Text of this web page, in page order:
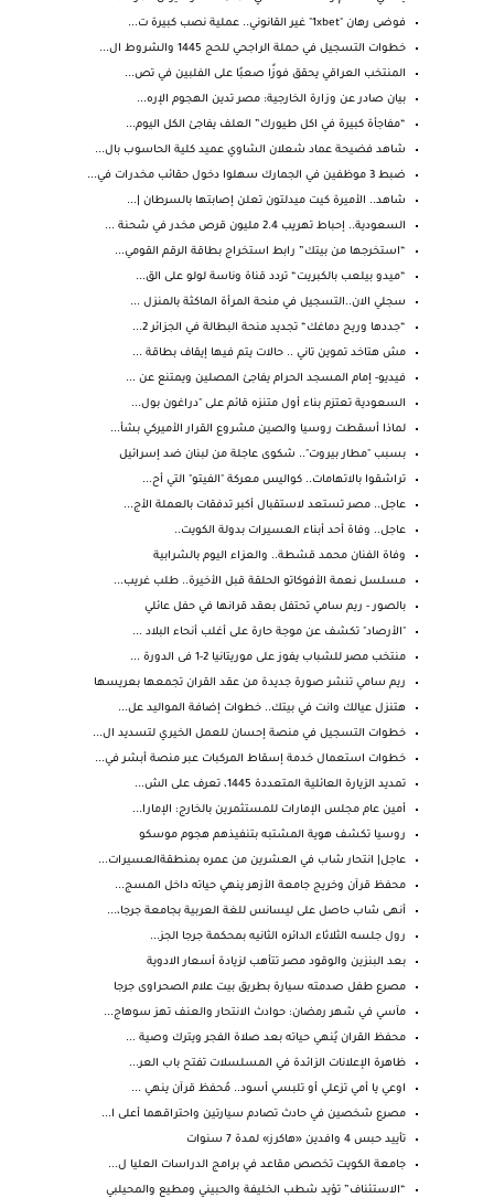
فوضى رهان "1xbet" غير القانوني.. عملية نصب كبيرة ت...
خطوات التسجيل في حملة الراجحي للحج 1445 والشروط ال...
المنتخب العراقي يحقق فوزًا صعبُا على الفلبين في تص...
بيان صادر عن وزارة الخارجية: مصر تدين الهجوم الإره...
“مفاجأة كبيرة في اكل طيورك” العلف يفاجئ الكل اليوم...
شاهد فضيحة عماد شعلان الشاوي عميد كلية الحاسوب بال...
ضبط 3 موظفين في الجمارك سهلوا دخول حقائب مخدرات في...
شاهد.. الأميرة كيت ميدلتون تعلن إصابتها بالسرطان |...
السعودية.. إحباط تهريب 2.4 مليون قرص مخدر في شحنة ...
“استخرجها من بيتك” رابط استخراج بطاقة الرقم القومي...
“ميدو بيلعب بالكبريت“ تردد قناة وناسة لولو على الق...
سجلي الان..التسجيل في منحة المرأة الماكثة بالمنزل ...
“جددها وريح دماغك“ تجديد منحة البطالة في الجزائر 2...
مش هتاخد تموين تاني .. حالات يتم فيها إيقاف بطاقة ...
فيديو- إمام المسجد الحرام يفاجئ المصلين ويمتنع عن ...
السعودية تعتزم بناء أول متنزه قائم على "دراغون بول...
لماذا أسقطت روسيا والصين مشروع القرار الأميركي بشأ...
بسبب "مطار بيروت".. شكوى عاجلة من لبنان ضد إسرائيل
تراشقوا بالاتهامات.. كواليس معركة "الفيتو" التي أح...
عاجل.. مصر تستعد لاستقبال أكبر تدفقات بالعملة الأج...
عاجل.. وفاة أحد أبناء العسيرات بدولة الكويت..
وفاة الفنان محمد قشطة.. والعزاء اليوم بالشرابية
مسلسل نعمة الأفوكاتو الحلقة قبل الأخيرة.. طلب غريب...
بالصور - ريم سامي تحتفل بعقد قرانها في حفل عائلي
"الأرصاد" تكشف عن موجة حارة على أغلب أنحاء البلاد ...
منتخب مصر للشباب يفوز على موريتانيا 2-1 فى الدورة ...
ريم سامي تنشر صورة جديدة من عقد القران تجمعها بعريسها
هتنزل عيالك وانت في بيتك.. خطوات إضافة المواليد عل...
خطوات التسجيل في منصة إحسان للعمل الخيري لتسديد ال...
خطوات استعمال خدمة إسقاط المركبات عبر منصة أبشر في...
تمديد الزيارة العائلية المتعددة 1445، تعرف على الش...
أمين عام مجلس الإمارات للمستثمرين بالخارج: الإمارا...
روسيا تكشف هوية المشتبه بتنفيذهم هجوم موسكو
عاجل| انتحار شاب في العشرين من عمره بمنطقةالعسيرات...
محفظ قرآن وخريج جامعة الأزهر ينهي حياته داخل المسج...
أنهى شاب حاصل على ليسانس للغة العربية بجامعة جرجا،...
رول جلسه الثلاثاء الدائره الثانيه بمحكمة جرجا الجز...
بعد البنزين والوقود مصر تتأهب لزيادة أسعار الادوية
مصرع طفل صدمته سيارة بطريق بيت علام الصحراوى جرجا
مآسي في شهر رمضان: حوادث الانتحار والعنف تهز سوهاج...
محفظ القران يُنهي حياته بعد صلاة الفجر ويترك وصية ...
ظاهرة الإعلانات الزائدة في المسلسلات تفتح باب العر...
اوعي يا أمي تزعلي أو تلبسي أسود.. مُحفظ قرآن ينهي ...
مصرع شخصين في حادث تصادم سيارتين واحتراقهما أعلى ا...
تأييد حبس 4 وافدين «هاكرز» لمدة 7 سنوات
جامعة الكويت تخصص مقاعد في برامج الدراسات العليا ل...
“الاستئناف” تؤيد شطب الخليفة والحبيني ومطيع والمحيلبي